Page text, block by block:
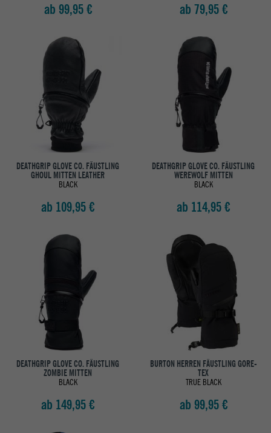
ab 99,95 € ab 79,95 €
DEATHGRIP GLOVE CO. FÄUSTLING
GHOUL MITTEN LEATHER
BLACK
ab 109,95 €
DEATHGRIP GLOVE CO. FÄUSTLING
WEREWOLF MITTEN
BLACK
ab 114,95 €
DEATHGRIP GLOVE CO. FÄUSTLING
ZOMBIE MITTEN
BLACK
ab 149,95 €
BURTON HERREN FÄUSTLING GORE-
TEX
TRUE BLACK
ab 99,95 €